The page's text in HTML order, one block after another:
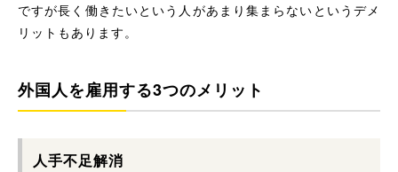
ですが長く働きたいという人があまり集まらないというデメ
リットもあります。
外国人を雇用する3つのメリット
人手不足解消